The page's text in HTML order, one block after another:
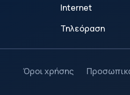
Internet
Τηλεόραση
Όροι χρήσης